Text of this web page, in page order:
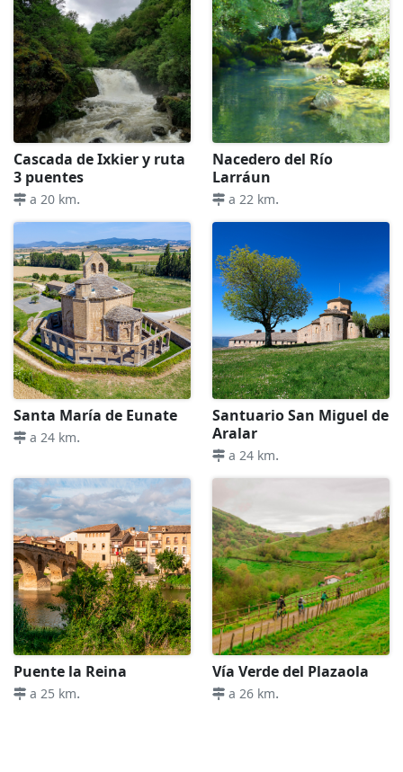
Cascada de Ixkier y ruta
3 puentes
a 20 km.
Nacedero del Río
Larráun
a 22 km.
Santa María de Eunate
a 24 km.
Santuario San Miguel de
Aralar
a 24 km.
Puente la Reina
a 25 km.
Vía Verde del Plazaola
a 26 km.